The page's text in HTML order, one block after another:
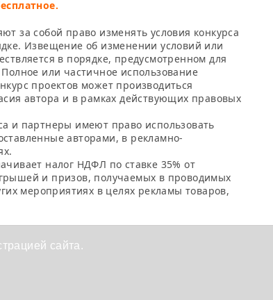
за собой право изменять условия конкурса
Извещение об изменении условий или
в порядке, предусмотренном для
или частичное использование
проектов может производиться
автора и в рамках действующих правовых
и партнеры имеют право использовать
авторами, в рекламно-
налог НДФЛ по ставке 35% от
и призов, получаемых в проводимых
мероприятиях в целях рекламы товаров,
сайта.